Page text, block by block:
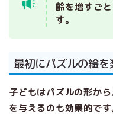
齢を増すご
す。
最初にパズルの絵
子どもはパズルの形か
を与えるのも効果的です